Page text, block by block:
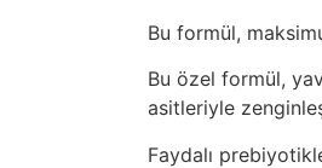
Bu formül,
Bu özel formül,
asitleriyle
Faydalı